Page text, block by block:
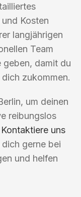
Kosten
langjährigen
Team
geben, damit du
zukommen.
um deinen
reibungslos
Kontaktiere uns
gerne bei
und helfen